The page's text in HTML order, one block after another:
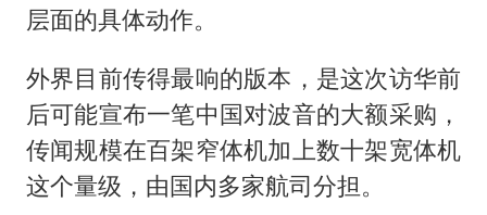
层面的具体动作。
外界目前传得最响的版本，是这次访华前
后可能宣布一笔中国对波音的大额采购，
传闻规模在百架窄体机加上数十架宽体机
这个量级，由国内多家航司分担。